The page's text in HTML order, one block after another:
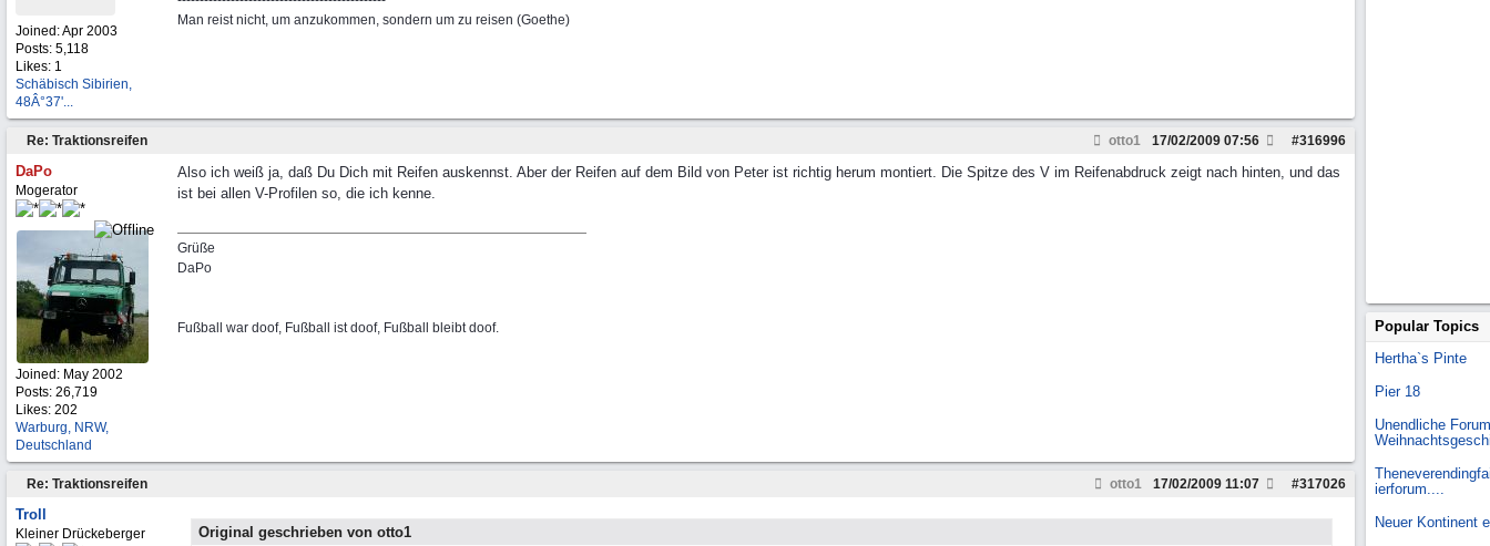
Joined:Apr 2003
Posts: 5,118
Likes: 1
Schäbisch Sibirien,
48Â°37'...
Man reist nicht, um anzukommen, sondern um zu reisen (Goethe)
Re: Traktionsreifen otto1 #316996
17/02/2009 07:56
DaPo
Mogerator
Joined: May 2002
Posts: 26,719
Likes: 202
Warburg, NRW,
Deutschland
Also ich weiß ja, daß Du Dich mit Reifen auskennst. Aber der Reifen auf dem Bild von Peter ist richtig herum montiert. Die Spitze des V im Reifenabdruck zeigt nach hinten, und das
ist bei allen V-Profilen so, die ich kenne.
Grüße
DaPo
Fußball war doof, Fußball ist doof, Fußball bleibt doof.
Re: Traktionsreifen otto1 #317026
17/02/2009 11:07
Troll
Kleiner Drückeberger
Original geschrieben von otto1
Popular Topics
Hertha`s Pinte
Pier 18
Unendliche
ierforum....
Neuer Kontinent